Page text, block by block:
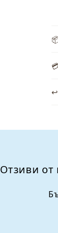
ъ
р
а
,
Отзиви от